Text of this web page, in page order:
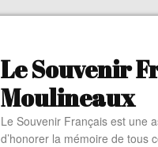
Le Souvenir
Moulineaux
Le Souvenir Français est une
d’honorer la mémoire de tous